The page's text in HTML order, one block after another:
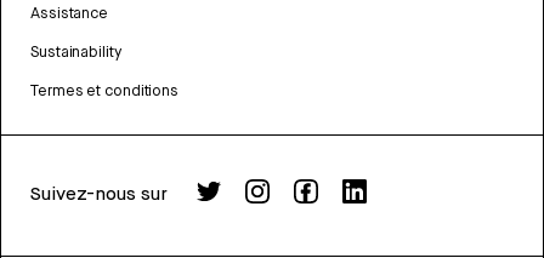
Assistance
Sustainability
Termes et conditions
Suivez-nous sur